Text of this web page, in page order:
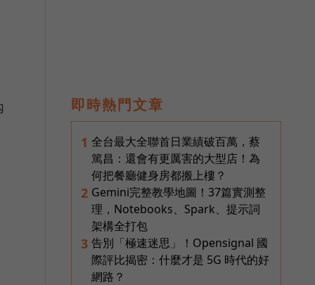
即時熱門文章
1 全台最大全聯首日業績破百萬，蔡
篤昌：還會有更厲害的大型店！為
何把餐廳健身房都搬上樓？
2 Gemini完整教學地圖！37篇實測整
理，Notebooks、Spark、提示詞
架構全打包
3 告別「極速迷思」！Opensignal 國
際評比揭密：什麼才是 5G 時代的好
網路？